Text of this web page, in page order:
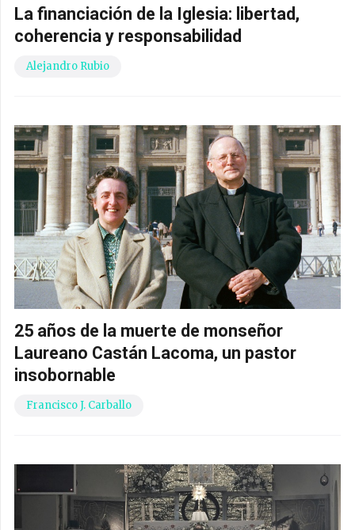
La financiación de la Iglesia: libertad,
coherencia y responsabilidad
Alejandro Rubio
25 años de la muerte de monseñor
Laureano Castán Lacoma, un pastor
insobornable
Francisco J. Carballo